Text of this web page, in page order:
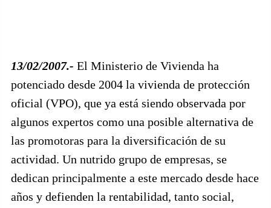
13/02/2007.- El Ministerio de Vivienda ha
potenciado desde 2004 la vivienda de protección
oficial (VPO), que ya está siendo observada por
algunos expertos como una posible alternativa de
las promotoras para la diversificación de su
actividad. Un nutrido grupo de empresas, se
dedican principalmente a este mercado desde hace
años y defienden la rentabilidad, tanto social,